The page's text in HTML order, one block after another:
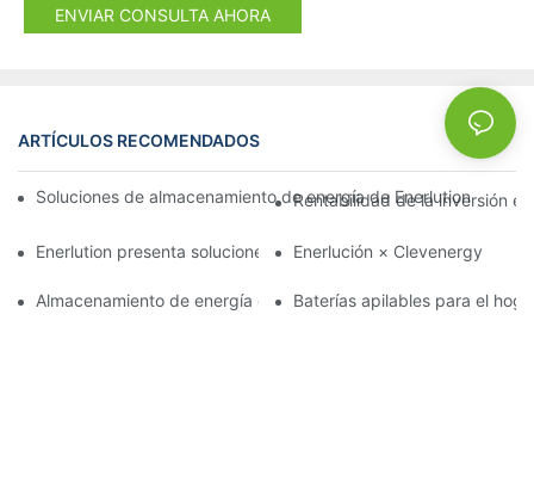
ENVIAR CONSULTA AHORA
ARTÍCULOS RECOMENDADOS NEWS
Soluciones de almacenamiento de energía de Enerlution para
Rentabilidad de la inversión
Enerlution presenta soluciones de almacenamiento de energía
Enerlución × Clevenergy
Almacenamiento de energía comercial en Europa: mejora del
Baterías apilables para el